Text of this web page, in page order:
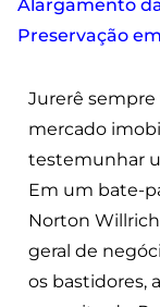
Alargamento
Preservação
Jurerê sempre
mercado
testemunhar
Em um bate-
Norton
geral de
os bastidores,